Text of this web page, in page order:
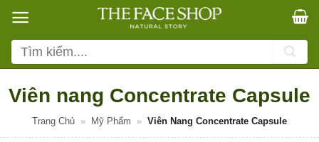
qua
nội
dung
Tìm
kiếm:
Viên nang Concentrate Capsule
Trang Chủ » Mỹ Phẩm » Viên Nang Concentrate Capsule